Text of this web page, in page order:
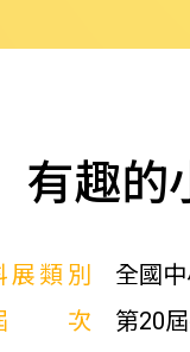
有趣的
展類別
全國
次
第20